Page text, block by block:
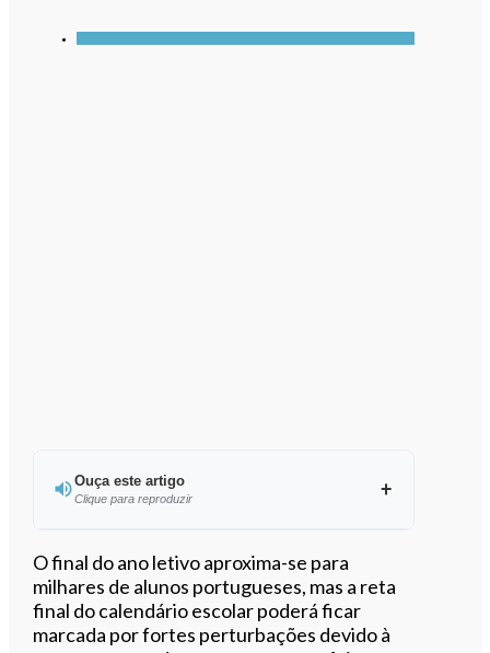
Ouça este artigo
Clique para reproduzir
0:00/11:52
O final do ano letivo aproxima-se para
milhares de alunos portugueses, mas a reta
final do calendário escolar poderá ficar
marcada por fortes perturbações devido à